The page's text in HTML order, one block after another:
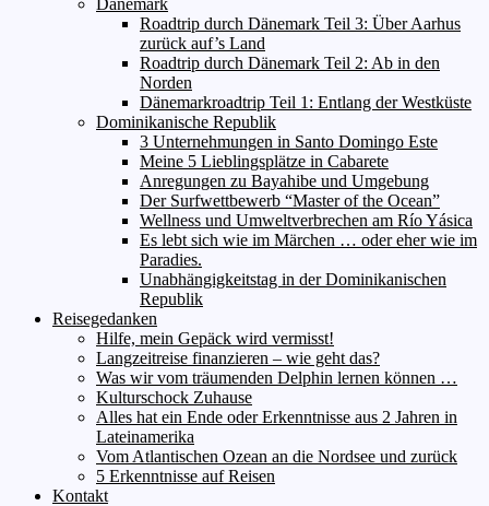
Dänemark
Roadtrip durch Dänemark Teil 3: Über Aarhus
zurück auf’s Land
Roadtrip durch Dänemark Teil 2: Ab in den
Norden
Dänemarkroadtrip Teil 1: Entlang der Westküste
Dominikanische Republik
3 Unternehmungen in Santo Domingo Este
Meine 5 Lieblingsplätze in Cabarete
Anregungen zu Bayahibe und Umgebung
Der Surfwettbewerb “Master of the Ocean”
Wellness und Umweltverbrechen am Río Yásica
Es lebt sich wie im Märchen … oder eher wie im
Paradies.
Unabhängigkeitstag in der Dominikanischen
Republik
Reisegedanken
Hilfe, mein Gepäck wird vermisst!
Langzeitreise finanzieren – wie geht das?
Was wir vom träumenden Delphin lernen können …
Kulturschock Zuhause
Alles hat ein Ende oder Erkenntnisse aus 2 Jahren in
Lateinamerika
Vom Atlantischen Ozean an die Nordsee und zurück
5 Erkenntnisse auf Reisen
Kontakt